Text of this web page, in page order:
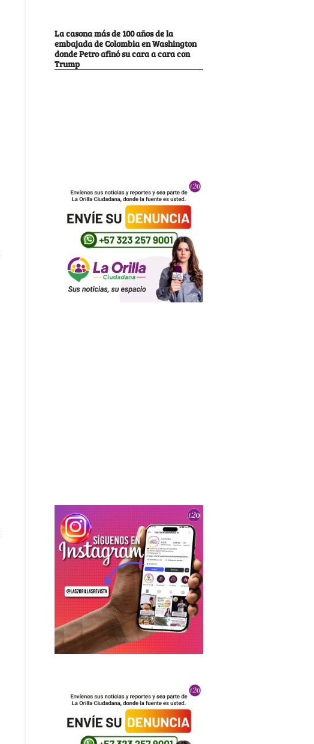
La casona más de 100 años de la
embajada de Colombia en Washington
donde Petro afinó su cara a cara con
Trump